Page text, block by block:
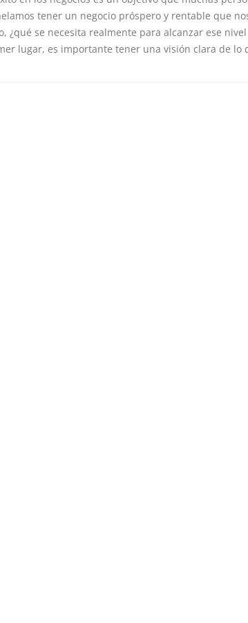
tener un negocio próspero y rentable que
¿qué se necesita realmente para alcanzar ese
lugar, es importante tener una visión clara de lo